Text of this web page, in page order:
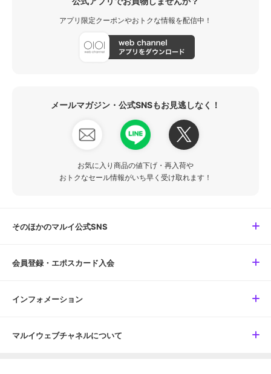
アプリ限定クーポンやおトクな情報を配信中！
メールマガジン・公式SNSもお見逃しなく！
お気に入り商品の値下げ・再入荷や
おトクなセール情報がいち早く受け取れます！
そのほかのマルイ公式SNS
会員登録・エポスカード入会
インフォメーション
マルイウェブチャネルについて